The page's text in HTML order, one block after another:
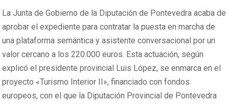
La Junta de Gobierno de la Diputación de Pontevedra acaba de
aprobar el expediente para contratar la puesta en marcha de
una plataforma semántica y asistente conversacional por un
valor cercano a los 220.000 euros. Esta actuación, según
explicó el presidente provincial Luis López, se enmarca en el
proyecto «Turismo Interior II», financiado con fondos
europeos, con el que la Diputación Provincial de Pontevedra